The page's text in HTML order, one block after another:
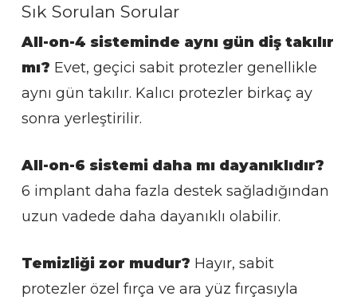
Sık Sorulan Sorular
All-on-4 sisteminde aynı gün diş takılır
mı? Evet, geçici sabit protezler genellikle
aynı gün takılır. Kalıcı protezler birkaç ay
sonra yerleştirilir.
All-on-6 sistemi daha mı dayanıklıdır?
6 implant daha fazla destek sağladığından
uzun vadede daha dayanıklı olabilir.
Temizliği zor mudur? Hayır, sabit
protezler özel fırça ve ara yüz fırçasıyla